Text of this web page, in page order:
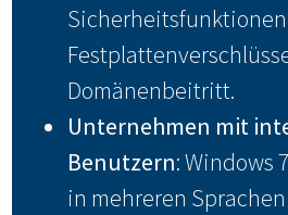
Domänenbeitritt.
Unternehmen mit
Benutzern: Windows
in mehreren